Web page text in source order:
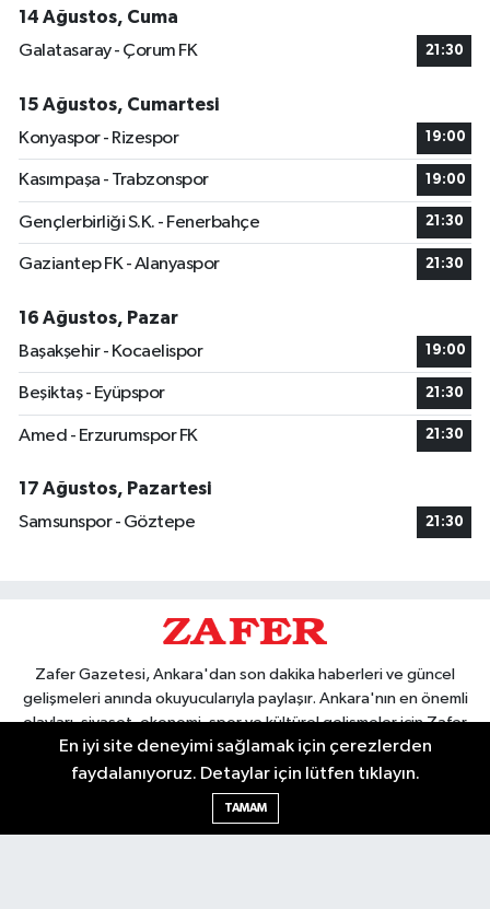
14 Ağustos, Cuma
Galatasaray - Çorum FK
21:30
15 Ağustos, Cumartesi
Konyaspor - Rizespor
19:00
Kasımpaşa - Trabzonspor 19:00
Gençlerbirliği S.K. - Fenerbahçe 21:30
Gaziantep FK - Alanyaspor 21:30
16 Ağustos, Pazar
Başakşehir - Kocaelispor
19:00
Beşiktaş - Eyüpspor 21:30
Amed - Erzurumspor FK 21:30
17 Ağustos, Pazartesi
Samsunspor - Göztepe
21:30
Zafer Gazetesi, Ankara'dan son dakika haberleri ve güncel
gelişmeleri anında okuyucularıyla paylaşır. Ankara'nın en önemli
olayları, siyaset, ekonomi, spor ve kültürel gelişmeler için Zafer
Gazetesi'ni takip edin. Başkentin güvendiği haber kaynağı.
En iyi site deneyimi sağlamak için çerezlerden
faydalanıyoruz. Detaylar için lütfen tıklayın.
TAMAM